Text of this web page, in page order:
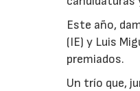
Este año,
(IE) y Luis
premiados.
Un trío que,